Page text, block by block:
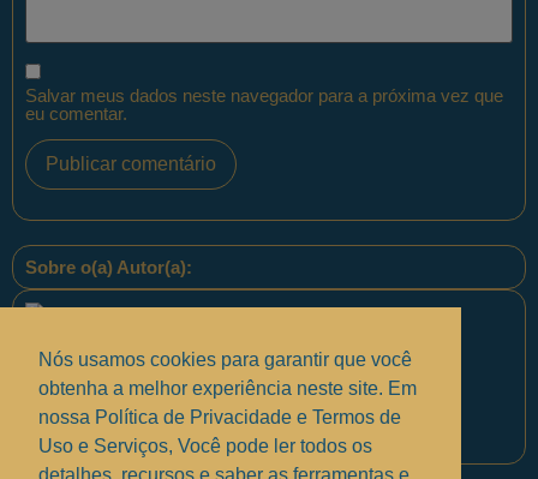
Salvar meus dados neste navegador para a próxima vez que
eu comentar.
Sobre o(a) Autor(a):
Equipe PontoPM
Nós usamos cookies para garantir que você
obtenha a melhor experiência neste site. Em
nossa Política de Privacidade e Termos de
Uso e Serviços, Você pode ler todos os